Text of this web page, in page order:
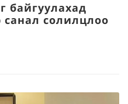
байгуулахад
санал солилцлоо